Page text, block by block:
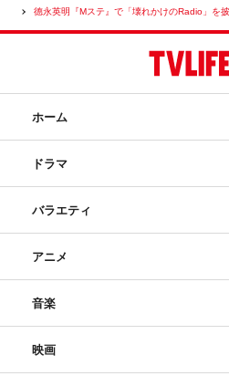
德永英明『Mステ』で「壊れかけのRadio」を
ホーム
ドラマ
バラエティ
アニメ
音楽
映画